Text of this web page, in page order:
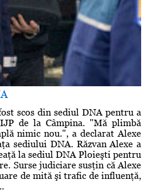
scos din sediul DNA pentru a
de la Câmpina. "Mă plimbă
nimic nou.", a declarat Alexe
sediului DNA. Răzvan Alexe a
la sediul DNA Ploieşti pentru
Surse judiciare susţin că Alexe
de mită şi trafic de influenţă,